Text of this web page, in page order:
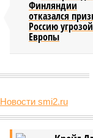
Финляндии
отказался
Россию
Европы
Новости smi2.ru
«Сказочного леса»
компании Capital Group